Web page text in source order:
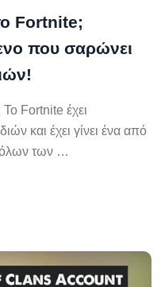
Fortnite;
που σαρώνει
Fortnite έχει
και έχει γίνει ένα από
όλων των …